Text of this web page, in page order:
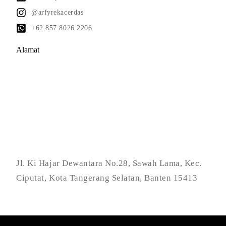
@arfyrekacerdas
+62 857 8026 2206
Alamat
Jl. Ki Hajar Dewantara No.28, Sawah Lama, Kec.
Ciputat, Kota Tangerang Selatan, Banten 15413